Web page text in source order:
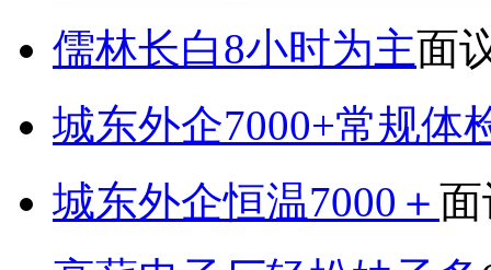
儒林长白8小时为主面
城东外企7000+常规体
城东外企恒温7000＋